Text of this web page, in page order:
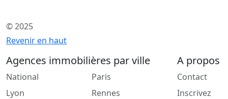
© 2025
Revenir en haut
Agences immobilières par ville
National
Lyon
Paris
Rennes
A propos
Contact
Inscrivez